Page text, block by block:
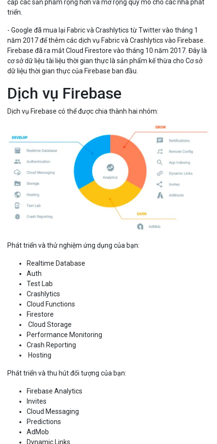
triển.
năm 2017 để thêm các dịch vụ Fabric và Crashlytics vào Firebase.
Firebase đã ra mắt Cloud Firestore vào tháng 10 năm 2017. Đây là
cơ sở dữ liệu tài liệu thời gian thực là sản phẩm kế thừa cho Cơ sở
dữ liệu thời gian thực của Firebase ban đầu.
Dịch vụ Firebase
Dịch vụ Firebase có thể được chia thành hai nhóm:
Auth
Test Lab
Crashlytics
Cloud Functions
Firestore
Cloud Storage
Performance Monitoring
Crash Reporting
Hosting
Invites
Cloud Messaging
Predictions
AdMob
Dynamic Links